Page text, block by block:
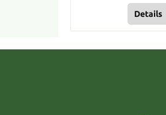
Details